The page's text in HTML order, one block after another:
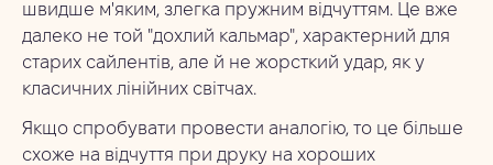
швидше м'яким, злегка пружним відчуттям. Це вже
далеко не той "дохлий кальмар", характерний для
старих сайлентів, але й не жорсткий удар, як у
класичних лінійних світчах.
Якщо спробувати провести аналогію, то це більше
схоже на відчуття при друку на хороших